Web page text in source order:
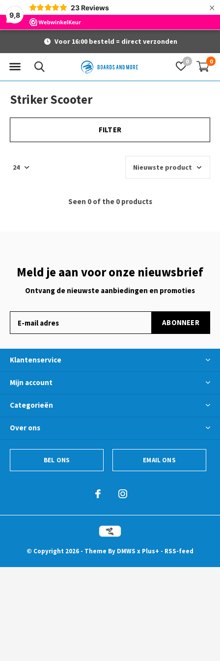
9,8
23 Reviews ×
0 0
Voor 16:00 besteld = direct verzonden
Striker Scooter
FILTER
Seen 0 of the 0 products
Meld je aan voor onze nieuwsbrief
Ontvang de nieuwste aanbiedingen en promoties
ABONNEER
Klantenservice
Mijn account
Categorieën
Over ons
BEL ONS EMAIL ONS
© Copyright 2026 - Theme By DMWS x Plus+ - RSS-feed